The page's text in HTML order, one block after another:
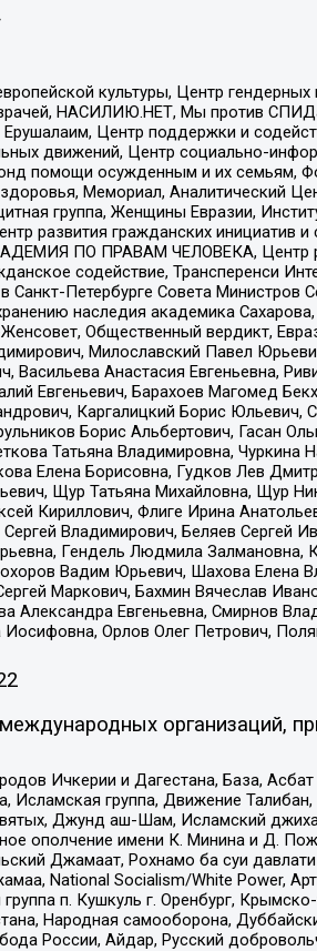
культуры, Центр
НАСИЛИЮ.НЕТ, Мы против
Центр поддержки и
движений, Центр социально-
помощи осужденным и их семьям,
Мемориал, Аналитический
группа, Женщины Евразии,
развития гражданских инициатив и
ПО ПРАВАМ ЧЕЛОВЕКА, Центр
содействие, Трансперенси
Петербурге Совета Министров
наследия академика
Общественный вердикт,
Милославский Павел
Анастасия Евгеньевна,
Евгеньевич, Барахоев Магомед
Каргалицкий Борис Юльевич,
Борис Альбертович, Гасан
Татьяна Владимировна, Чуркина
Елена Борисовна, Гудков Лев
Щур Татьяна Михайловна, Щур
Кириллович, Флиге Ирина
Владимирович, Беляев Сергей
Гендель Людмила Залмановна,
Вадим Юрьевич, Шахова Елена
Маркович, Бахмин Вячеслав
Александра Евгеньевна, Смирнов
Орлов Олег Петрович,
организаций,
Ичкерии и Дагестана, База,
группа, Движение Талибан,
Джунд аш-Шам, Исламский
ополчение имени К. Минина и Д.
Джамаат, Рохнамо ба суи давлати
National Socialism/White Power,
п. Кушкуль г. Оренбург,
Народная самооборона,
России, Айдар, Русский